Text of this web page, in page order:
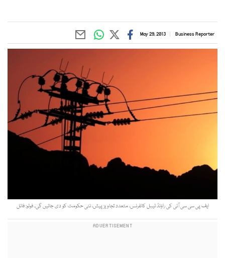
Business Reporter
May 29, 2013
ایف پی سی سی آئی کی راؤنڈ ٹیبل کانفرنس، متعدد تجاویز پیش، نئی حکومت کو دی جائیں گی۔ فوٹو: فائل